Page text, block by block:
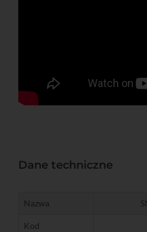
Dane techniczne
Nazwa
Kod